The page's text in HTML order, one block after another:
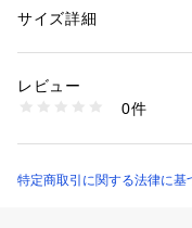
マニッシュさを感じる
※一部撮影画像は、光
※画像の商品はサンプル
性別：レディース
素材：牛革
商品番号：
54451029280 （ショップ）
サイズ詳細
レビュー
0件
特定商取引に関する法律に基